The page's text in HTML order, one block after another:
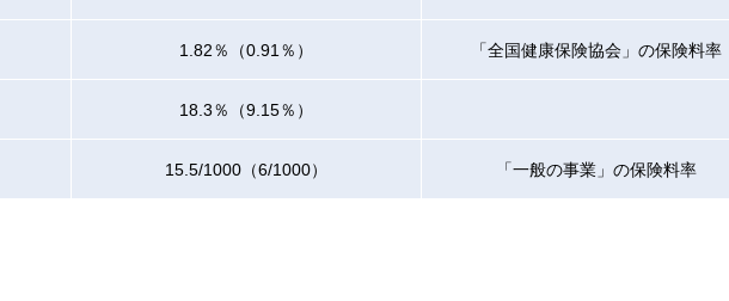
1.82％（0.91％） 「全国健康保険協会」の保険料率
18.3％（9.15％）
15.5/1000（6/1000） 「一般の事業」の保険料率